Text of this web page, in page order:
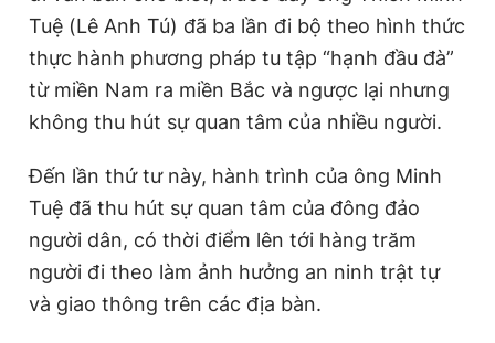
Tuệ (Lê Anh Tú) đã ba lần đi bộ theo hình thức
thực hành phương pháp tu tập “hạnh đầu đà”
từ miền Nam ra miền Bắc và ngược lại nhưng
không thu hút sự quan tâm của nhiều người.
Đến lần thứ tư này, hành trình của ông Minh
Tuệ đã thu hút sự quan tâm của đông đảo
người dân, có thời điểm lên tới hàng trăm
người đi theo làm ảnh hưởng an ninh trật tự
và giao thông trên các địa bàn.